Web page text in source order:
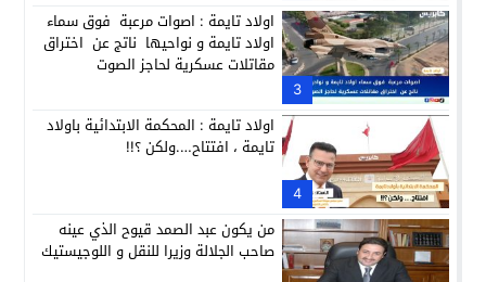
3
اولاد تايمة : اصوات مرعبة فوق سماء
اولاد تايمة و نواحيها ناتج عن اختراق
مقاتلات عسكرية لحاجز الصوت
4
اولاد تايمة : المحكمة الابتدائية باولاد
تايمة ، افتتاح….ولكن ؟!!
من يكون عبد الصمد قيوح الذي عينه
صاحب الجلالة وزيرا للنقل و اللوجيستيك